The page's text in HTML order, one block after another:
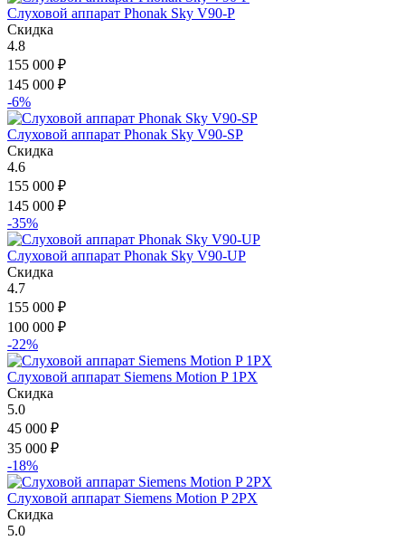
Слуховой аппарат Phonak Sky V90-P
Скидка
4.8
155 000 ₽
145 000 ₽
-6%
Слуховой аппарат Phonak Sky V90-SP
Скидка
4.6
155 000 ₽
145 000 ₽
-35%
Слуховой аппарат Phonak Sky V90-UP
Скидка
4.7
155 000 ₽
100 000 ₽
-22%
Слуховой аппарат Siemens Motion P 1PX
Скидка
5.0
45 000 ₽
35 000 ₽
-18%
Слуховой аппарат Siemens Motion P 2PX
Скидка
5.0